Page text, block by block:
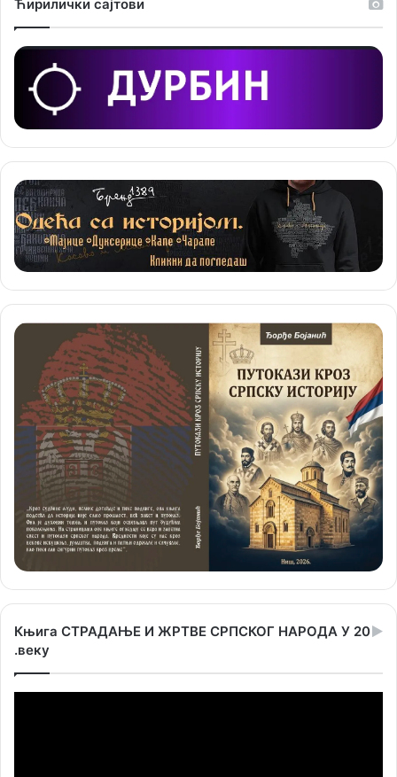
Ћирилички сајтови
Књига СТРАДАЊЕ И ЖРТВЕ СРПСКОГ НАРОДА У 20
.веку